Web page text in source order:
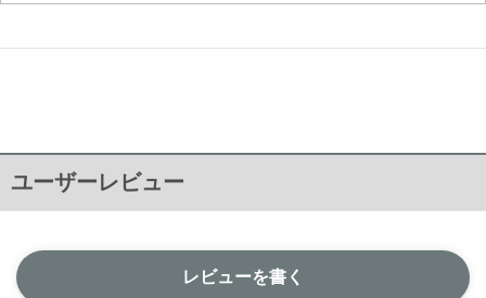
ユーザーレビュー
レビューを書く